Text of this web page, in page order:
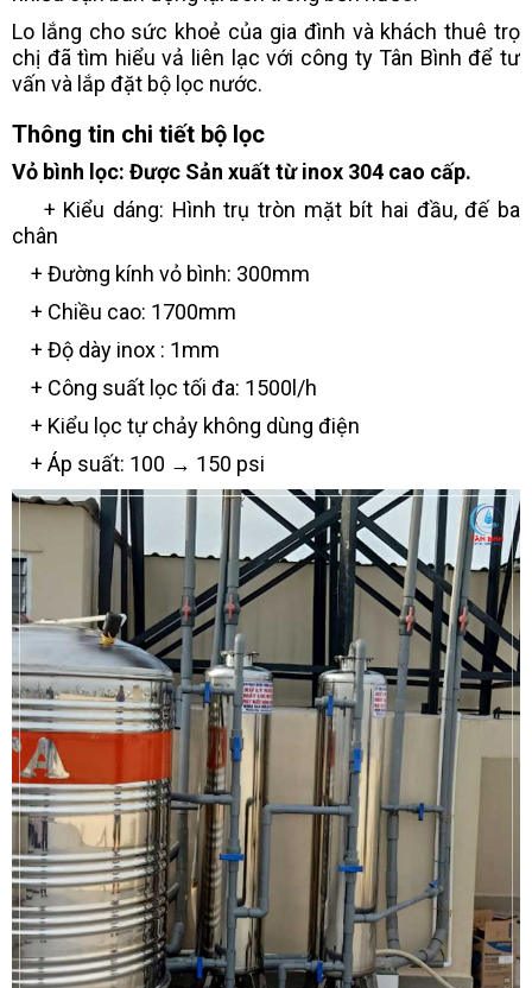
Lo lắng cho sức khoẻ của gia đình và khách thuê trọ
chị đã tìm hiểu vả liên lạc với công ty Tân Bình để tư
vấn và lắp đặt bộ lọc nước.
Thông tin chi tiết bộ lọc
Vỏ bình lọc: Được Sản xuất từ inox 304 cao cấp.
+ Kiểu dáng: Hình trụ tròn mặt bít hai đầu, đế ba
chân
+ Đường kính vỏ bình: 300mm
+ Chiều cao: 1700mm
+ Độ dày inox : 1mm
+ Công suất lọc tối đa: 1500l/h
+ Kiểu lọc tự chảy không dùng điện
+ Áp suất: 100 → 150 psi